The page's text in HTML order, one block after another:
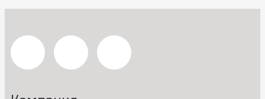
нашем ассортименте представлены модели разных
дальнейшем может служить для хранения вещей и одежды
подросшего ребёнка.
Преимущества комодов с доводчиками